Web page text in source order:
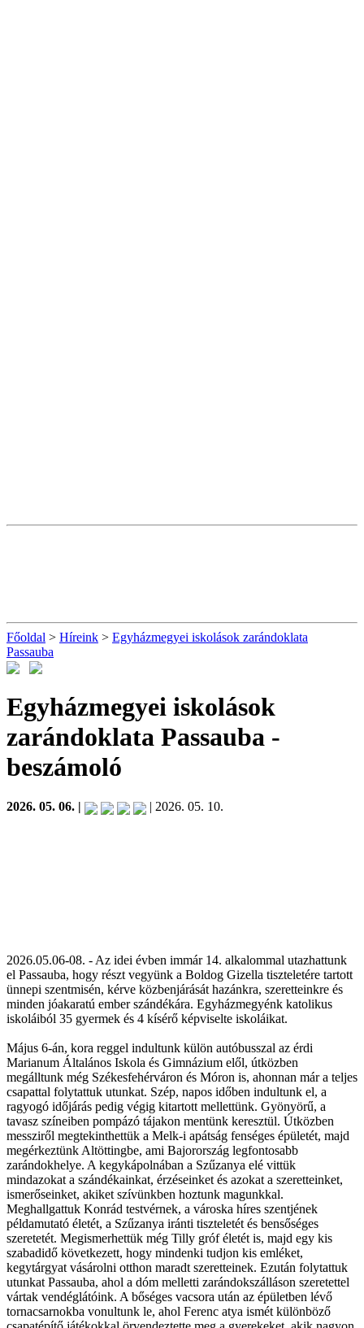
Főoldal > Híreink > Egyházmegyei iskolások zarándoklata
Passauba
Egyházmegyei iskolások
zarándoklata Passauba -
beszámoló
2026. 05. 06. | | 2026. 05. 10.
2026.05.06-08. - Az idei évben immár 14. alkalommal utazhattunk
el Passauba, hogy részt vegyünk a Boldog Gizella tiszteletére tartott
ünnepi szentmisén, kérve közbenjárását hazánkra, szeretteinkre és
minden jóakaratú ember szándékára. Egyházmegyénk katolikus
iskoláiból 35 gyermek és 4 kísérő képviselte iskoláikat.
Május 6-án, kora reggel indultunk külön autóbusszal az érdi
Marianum Általános Iskola és Gimnázium elől, útközben
megálltunk még Székesfehérváron és Móron is, ahonnan már a teljes
csapattal folytattuk utunkat. Szép, napos időben indultunk el, a
ragyogó időjárás pedig végig kitartott mellettünk. Gyönyörű, a
tavasz színeiben pompázó tájakon mentünk keresztül. Útközben
messziről megtekinthettük a Melk-i apátság fenséges épületét, majd
megérkeztünk Altöttingbe, ami Bajorország legfontosabb
zarándokhelye. A kegykápolnában a Szűzanya elé vittük
mindazokat a szándékainkat, érzéseinket és azokat a szeretteinket,
ismerőseinket, akiket szívünkben hoztunk magunkkal.
Meghallgattuk Konrád testvérnek, a városka híres szentjének
példamutató életét, a Szűzanya iránti tiszteletét és bensőséges
szeretetét. Megismerhettük még Tilly gróf életét is, majd egy kis
szabadidő következett, hogy mindenki tudjon kis emléket,
kegytárgyat vásárolni otthon maradt szeretteinek. Ezután folytattuk
utunkat Passauba, ahol a dóm melletti zarándokszálláson szeretettel
vártak vendéglátóink. A bőséges vacsora után az épületben lévő
tornacsarnokba vonultunk le, ahol Ferenc atya ismét különböző